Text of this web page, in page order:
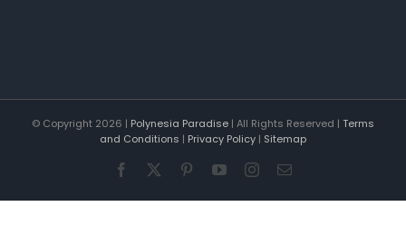
© Copyright 2026 | Polynesia Paradise | All Rights Reserved | Terms
and Conditions | Privacy Policy | Sitemap
Facebook PinterestYouTubeInstagram
Email